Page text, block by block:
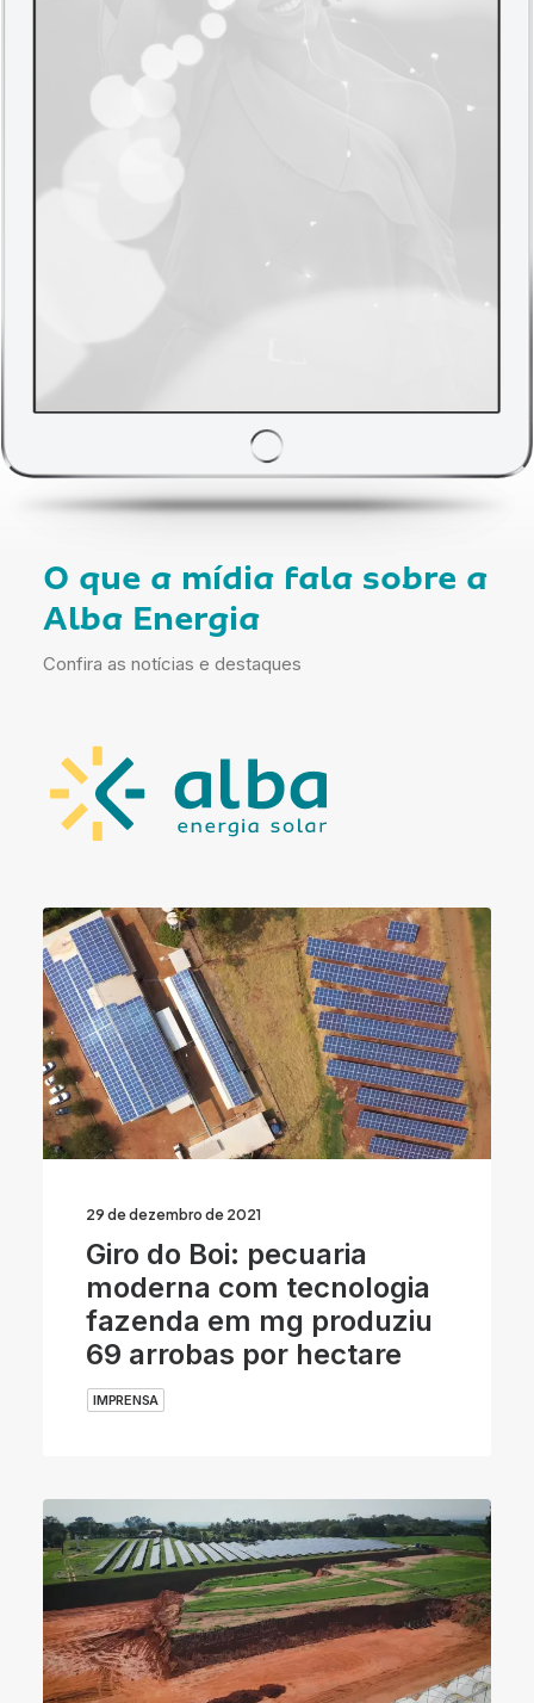
O que a mídia fala sobre a
Alba Energia
Confira as notícias e destaques
29 de dezembro de 2021
Giro do Boi: pecuaria
moderna com tecnologia
fazenda em mg produziu
69 arrobas por hectare
IMPRENSA